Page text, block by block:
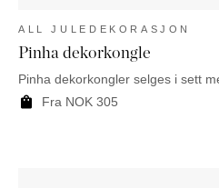
ALL JULEDEKORASJON
Pinha dekorkongle
Pinha dekorkongler selges i sett
Fra NOK 305